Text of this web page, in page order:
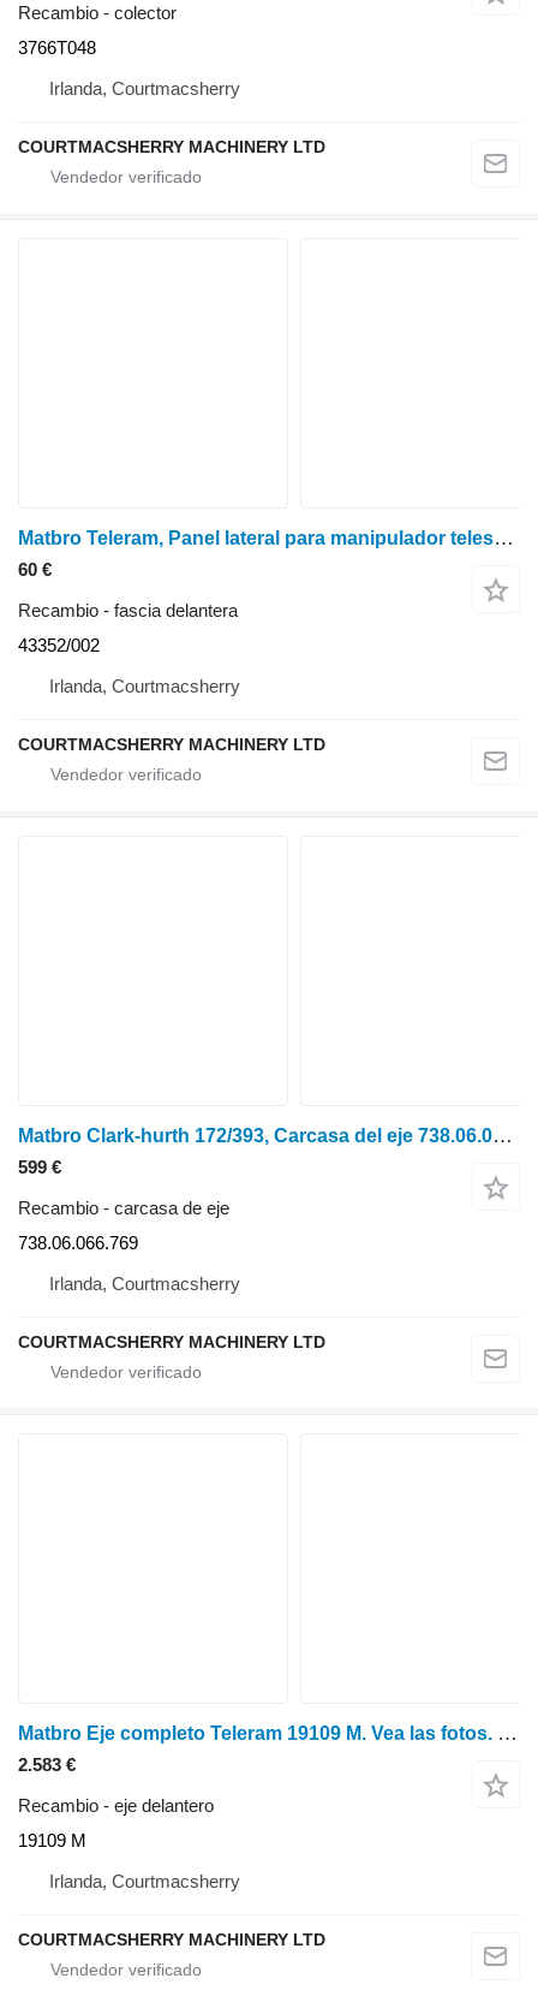
Recambio - colector
3766T048
Irlanda, Courtmacsherry
COURTMACSHERRY MACHINERY LTD
Matbro Teleram, Panel lateral para manipulador telescópico 43352/002, 43352/002 fascia delantera
60 €
Recambio - fascia delantera
43352/002
Irlanda, Courtmacsherry
COURTMACSHERRY MACHINERY LTD
Matbro Clark-hurth 172/393, Carcasa del eje 738.06.066.769, 738.06.066.16 carcasa de eje
599 €
Recambio - carcasa de eje
738.06.066.769
Irlanda, Courtmacsherry
COURTMACSHERRY MACHINERY LTD
Matbro Eje completo Teleram 19109 M. Vea las fotos. eje delantero para cargadora agrícola
2.583 €
Recambio - eje delantero
19109 M
Irlanda, Courtmacsherry
COURTMACSHERRY MACHINERY LTD